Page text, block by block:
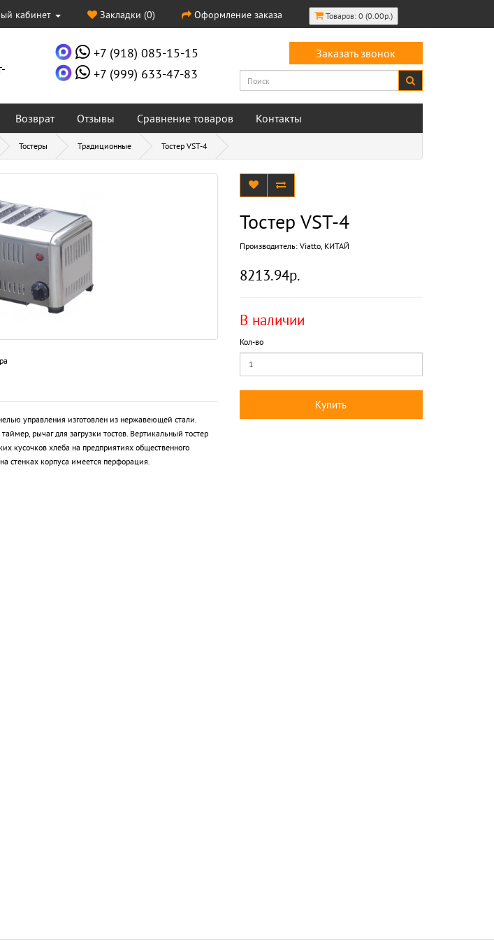
кабинет Закладки (0) Оформление заказа Товаров: 0 (0.00р.)
+7 (918) 085-15-15
+7 (999) 633-47-83
Заказать звонок
Возврат Отзывы Сравнение товаров Контакты
Тостеры Традиционные Тостер VST-4
Тостер VST-4
Производитель: Viatto, КИТАЙ
8213.94р.
В наличии
Кол-во
Купить
управления изготовлен из нержавеющей стали.
рычаг для загрузки тостов. Вертикальный тостер
кусочков хлеба на предприятиях общественного
стенках корпуса имеется перфорация.